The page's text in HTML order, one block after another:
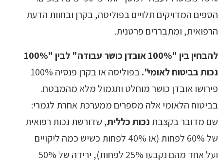
הספים המדויקים תלויים בפוליסה, בקרן ובחוות הדעת
הרפואית, ומתבררים פרטנית.
להבחין בין "100% אובדן כושר עבודה" לבין "100%
נכות בביטוח לאומי".
בפוליסה או בקרן פנסיה 100%
פירושו אובדן כושר מוחלט ותגמול מלא מהמבטח.
בביטוח הלאומי אלה מספרים ממערכת אחרת לגמרי:
שם מדובר בקצבת נכות כללית, שדורשת נכות רפואית
של 60% לפחות (או 40% לפחות כשיש כמה ליקויים
ועל אחד מהם נקבעו 25% לפחות), ירידה של 50%